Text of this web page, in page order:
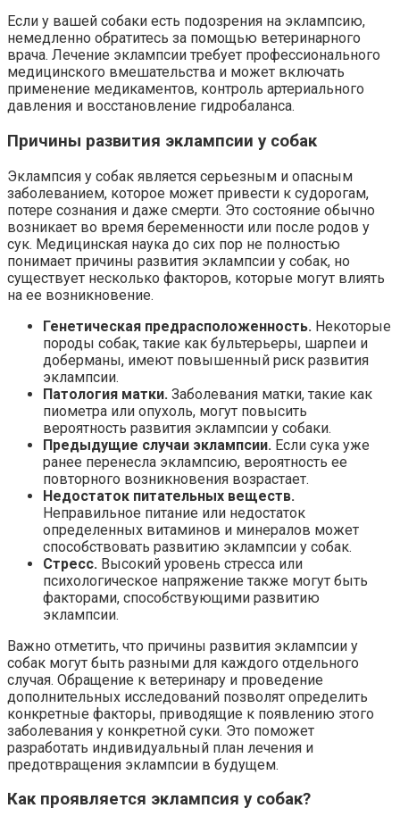
Если у вашей собаки есть подозрения на эклампсию,
немедленно обратитесь за помощью ветеринарного
врача. Лечение эклампсии требует профессионального
медицинского вмешательства и может включать
применение медикаментов, контроль артериального
давления и восстановление гидробаланса.
Причины развития эклампсии у собак
Эклампсия у собак является серьезным и опасным
заболеванием, которое может привести к судорогам,
потере сознания и даже смерти. Это состояние обычно
возникает во время беременности или после родов у
сук. Медицинская наука до сих пор не полностью
понимает причины развития эклампсии у собак, но
существует несколько факторов, которые могут влиять
на ее возникновение.
Генетическая предрасположенность. Некоторые
породы собак, такие как бультерьеры, шарпеи и
доберманы, имеют повышенный риск развития
эклампсии.
Патология матки. Заболевания матки, такие как
пиометра или опухоль, могут повысить
вероятность развития эклампсии у собаки.
Предыдущие случаи эклампсии. Если сука уже
ранее перенесла эклампсию, вероятность ее
повторного возникновения возрастает.
Недостаток питательных веществ.
Неправильное питание или недостаток
определенных витаминов и минералов может
способствовать развитию эклампсии у собак.
Стресс. Высокий уровень стресса или
психологическое напряжение также могут быть
факторами, способствующими развитию
эклампсии.
Важно отметить, что причины развития эклампсии у
собак могут быть разными для каждого отдельного
случая. Обращение к ветеринару и проведение
дополнительных исследований позволят определить
конкретные факторы, приводящие к появлению этого
заболевания у конкретной суки. Это поможет
разработать индивидуальный план лечения и
предотвращения эклампсии в будущем.
Как проявляется эклампсия у собак?